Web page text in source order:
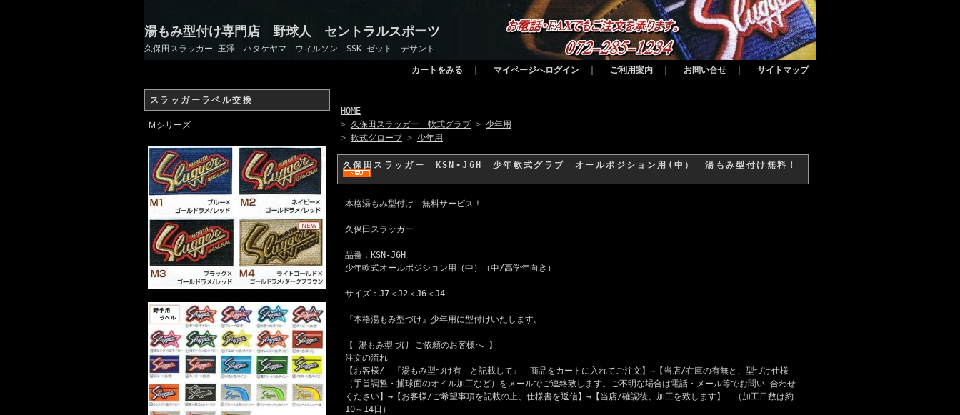
湯もみ型付け専門店 野球人 セントラルスポーツ
久保田スラッガー 玉澤 ハタケヤマ ウィルソン SSK ゼット デサント
カートをみる マイページへログイン ご利用案内 お問い合せ サイトマップ
スラッガーラベル交換
Ｍシリーズ
HOME
> 久保田スラッガー 軟式グラブ > 少年用
> 軟式グローブ > 少年用
久保田スラッガー KSN-J6H 少年軟式グラブ オールポジション用(中） 湯もみ型付け無料！
本格湯もみ型付け 無料サービス！
久保田スラッガー
品番：KSN-J6H
少年軟式オールポジション用（中）（中/高学年向き）
サイズ：J7＜J2＜J6＜J4
『本格湯もみ型づけ』少年用に型付けいたします。
【 湯もみ型づけ ご依頼のお客様へ 】
注文の流れ
【お客様/ 『湯もみ型づけ有 と記載して』 商品をカートに入れてご注文】→【当店/在庫の有無と、型づけ仕様
（手首調整・捕球面のオイル加工など）をメールでご連絡致します。ご不明な場合は電話・メール等でお問い 合わせ
ください】→【お客様/ご希望事項を記載の上、仕様書を返信】→【当店/確認後、加工を致します】 （加工日数は約
10～14日）